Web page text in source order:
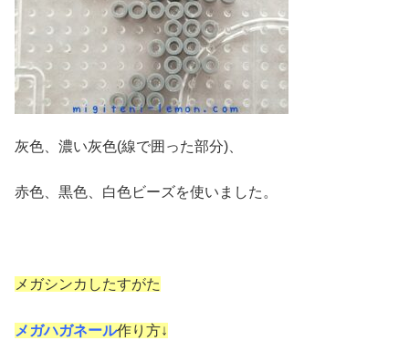
灰色、濃い灰色(線で囲った部分)、
赤色、黒色、白色ビーズを使いました。
メガシンカしたすがた
メガハガネール作り方↓